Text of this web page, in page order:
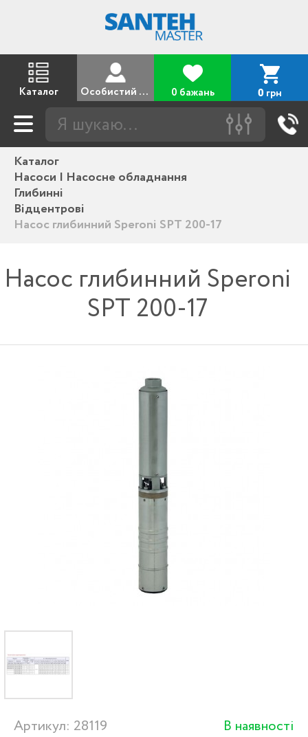
Каталог Особистий кабінет 0 бажань 0 грн
Каталог
Насоси | Насосне обладнання
Глибинні
Відцентрові
Насос глибинний Speroni SPT 200-17
Насос глибинний Speroni
SPT 200-17
Артикул: 28119 В наявності